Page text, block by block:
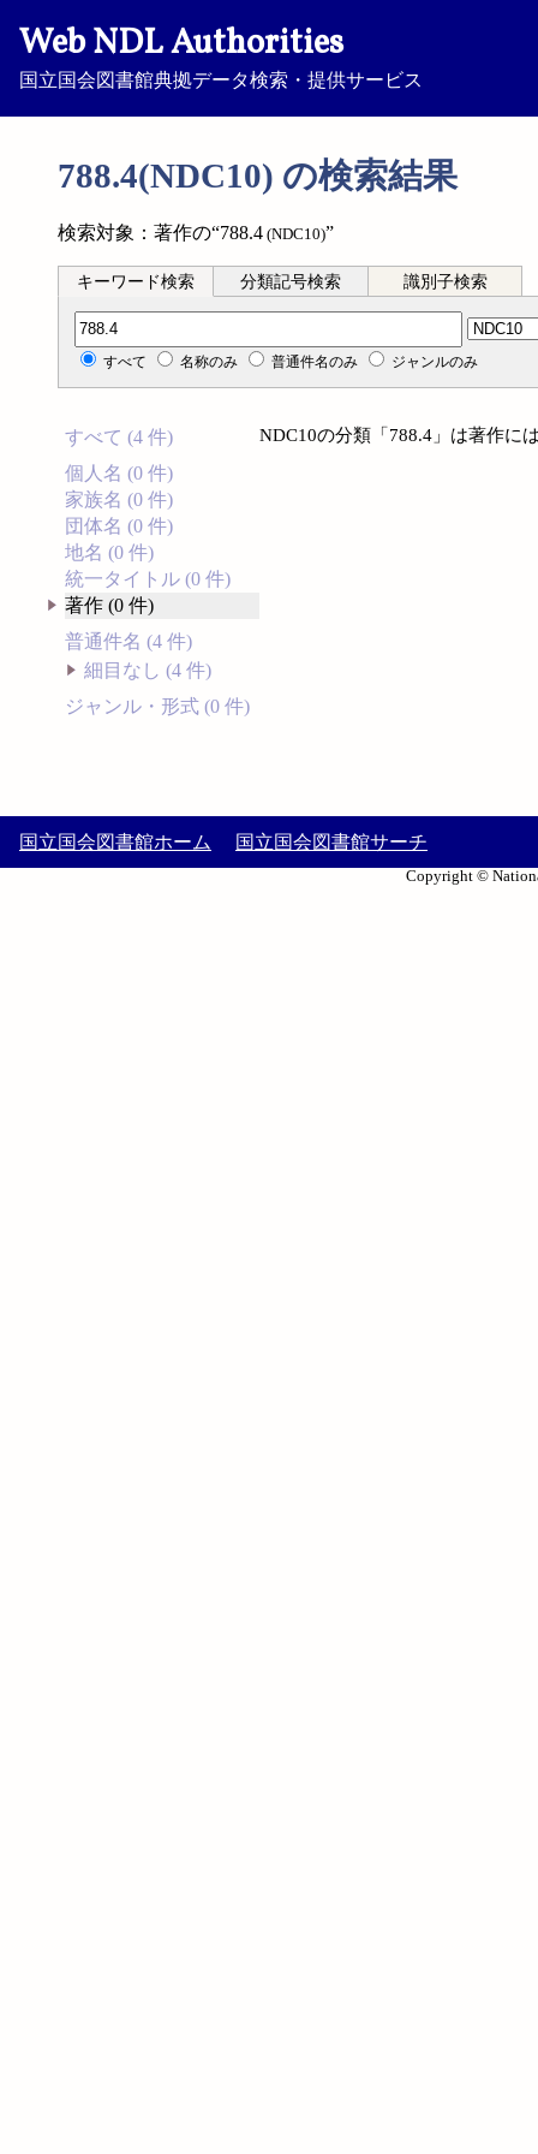
Web NDL Authorities
国立国会図書館典拠データ検索・提供サービス
788.4(NDC10) の検索結果
検索対象：著作の“788.4 (NDC10)”
キーワード検索 分類記号検索 識別子検索
分類記号検索
すべて 名称のみ 普通件名のみ ジャンルのみ
すべて (4 件)
個人名 (0 件)
家族名 (0 件)
団体名 (0 件)
地名 (0 件)
統一タイトル (0 件)
著作 (0 件)
普通件名 (4 件)
細目なし (4 件)
ジャンル・形式 (0 件)
NDC10の分類「788.4」は著作に
国立国会図書館ホーム 国立国会図書館サーチ
Copyright ©